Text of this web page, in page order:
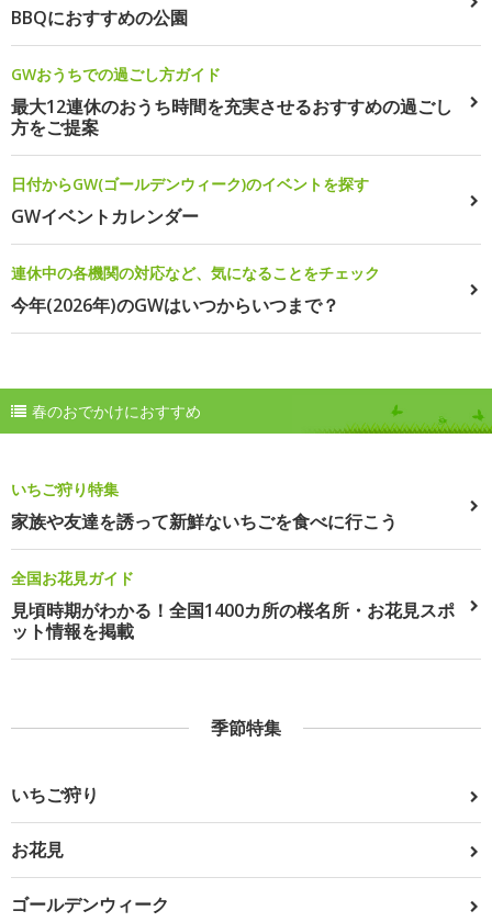
BBQにおすすめの公園
GWおうちでの過ごし方ガイド
最大12連休のおうち時間を充実させるおすすめの過ごし
方をご提案
日付からGW(ゴールデンウィーク)のイベントを探す
GWイベントカレンダー
連休中の各機関の対応など、気になることをチェック
今年(2026年)のGWはいつからいつまで？
春のおでかけにおすすめ
いちご狩り特集
家族や友達を誘って新鮮ないちごを食べに行こう
全国お花見ガイド
見頃時期がわかる！全国1400カ所の桜名所・お花見スポ
ット情報を掲載
季節特集
いちご狩り
お花見
ゴールデンウィーク